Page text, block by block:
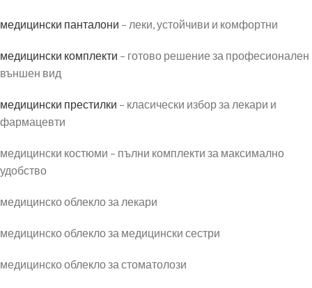
медицински панталони – леки, устойчиви и комфортни
медицински комплекти – готово решение за професионален
външен вид
медицински престилки – класически избор за лекари и
фармацевти
медицински костюми – пълни комплекти за максимално
удобство
медицинско облекло за лекари
медицинско облекло за медицински сестри
медицинско облекло за стоматолози